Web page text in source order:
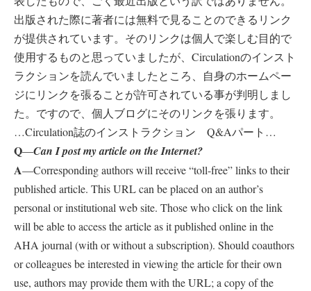
出版された際に著者には無料で見ることのできるリンク
が提供されています。そのリンクは個人で楽しむ目的で
使用するものと思っていましたが、Circulationのインスト
ラクションを読んでいましたところ、自身のホームペー
ジにリンクを張ることが許可されている事が判明しまし
た。ですので、個人ブログにそのリンクを張ります。
…Circulation誌のインストラクション Q&Aパート…
Q—Can I post my article on the Internet?
A—Corresponding authors will receive “toll-free” links to their
published article. This URL can be placed on an author’s
personal or institutional web site. Those who click on the link
will be able to access the article as it published online in the
AHA journal (with or without a subscription). Should coauthors
or colleagues be interested in viewing the article for their own
use, authors may provide them with the URL; a copy of the